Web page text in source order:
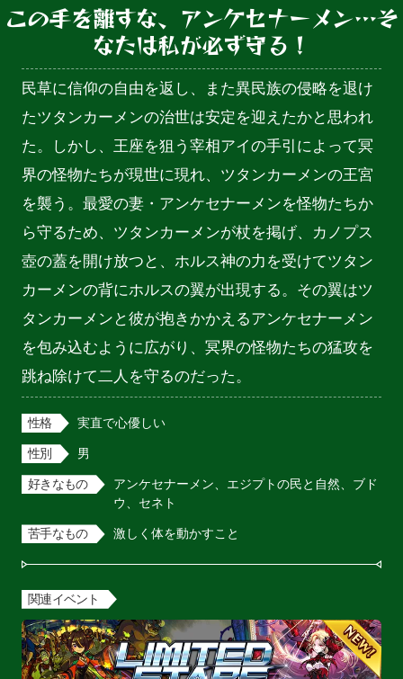
この手を離すな、アンケセナーメン…そ
なたは私が必ず守る！
民草に信仰の自由を返し、また異民族の侵略を退け
たツタンカーメンの治世は安定を迎えたかと思われ
た。しかし、王座を狙う宰相アイの手引によって冥
界の怪物たちが現世に現れ、ツタンカーメンの王宮
を襲う。最愛の妻・アンケセナーメンを怪物たちか
ら守るため、ツタンカーメンが杖を掲げ、カノプス
壺の蓋を開け放つと、ホルス神の力を受けてツタン
カーメンの背にホルスの翼が出現する。その翼はツ
タンカーメンと彼が抱きかかえるアンケセナーメン
を包み込むように広がり、冥界の怪物たちの猛攻を
跳ね除けて二人を守るのだった。
性格 実直で心優しい
性別 男
好きなもの
アンケセナーメン、エジプトの民と自然、ブド
ウ、セネト
苦手なもの 激しく体を動かすこと
関連イベント